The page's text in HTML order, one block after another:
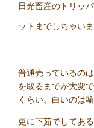
日光畜産のトリッ
ットまでしちゃい
普通売っているの
を取るまでが大変
くらい。白いのは
更に下茹でしてあ